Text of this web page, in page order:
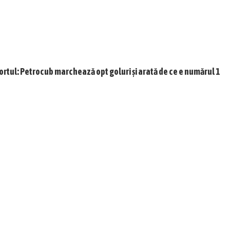
Petrocub marchează opt goluri și arată de ce e numărul 1